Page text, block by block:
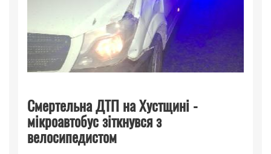
Смертельна ДТП на Хустщині -
мікроавтобус зіткнувся з
велосипедистом